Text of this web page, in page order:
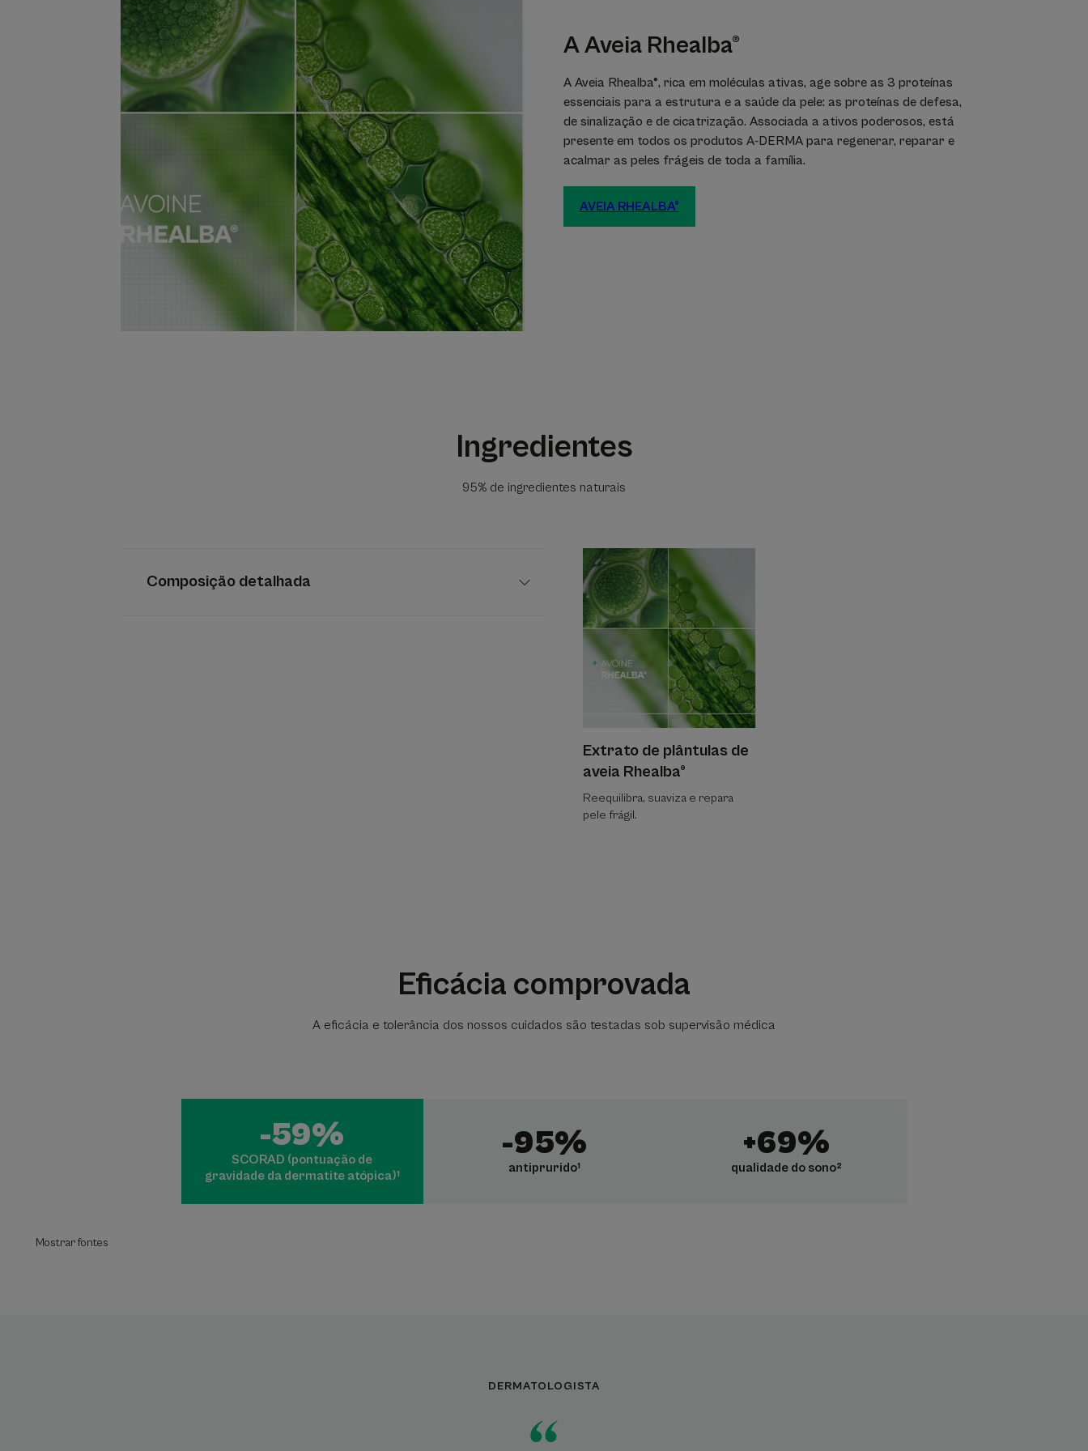
pelo European Dermatology Forum- Guidelines for Treatment of Atopic Eczema (Atopic Dermatitis), 2018.
A Aveia Rhealba®
A Aveia Rhealba®, rica em moléculas ativas, age sobre as 3 proteínas
essenciais para a estrutura e a saúde da pele: as proteínas de defesa,
de sinalização e de cicatrização. Associada a ativos poderosos, está
presente em todos os produtos A-DERMA para regenerar, reparar e
acalmar as peles frágeis de toda a família.
AVEIA RHEALBA®
Ingredientes
95% de ingredientes naturais
Composição detalhada
Extrato de plântulas de
aveia Rhealba®
Reequilibra, suaviza e repara
pele frágil.
Eficácia comprovada
A eficácia e tolerância dos nossos cuidados são testadas sob supervisão médica
-59%
SCORAD (pontuação de
gravidade da dermatite atópica)¹
-95%
antiprurido¹
+69%
qualidade do sono²
Mostrar fontes
DERMATOLOGISTA